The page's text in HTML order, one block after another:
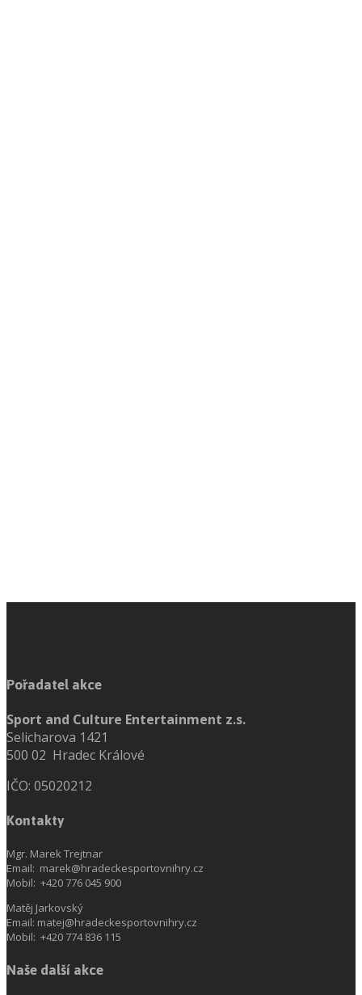
Pořadatel akce
Sport and Culture Entertainment z.s.
Selicharova 1421
500 02 Hradec Králové
IČO: 05020212
Kontakty
Mgr. Marek Trejtnar
Email: marek@hradeckesportovnihry.cz
Mobil: +420 776 045 900
Matěj Jarkovský
Email: matej@hradeckesportovnihry.cz
Mobil: +420 774 836 115
Naše další akce